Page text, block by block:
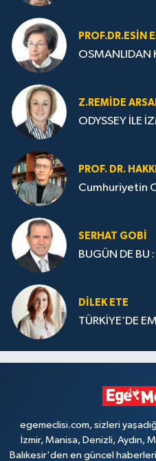
PROF.DR.ESIN
OSMANLIDAN
Z.REMIDE
ODYSSEY İLE
PROF. DR.
Cumhuriyetin
SERHAT GOBİ
BUGÜN DE BU
DILEK ETE
TÜRKİYE’DE
egemeclisi.com, sizleri
İzmir, Manisa, Denizli, Aydın,
Balıkesir'den en güncel